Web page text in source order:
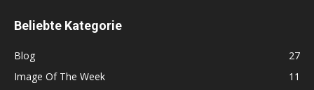
Beliebte Kategorie
Blog
27
Image Of The Week
11